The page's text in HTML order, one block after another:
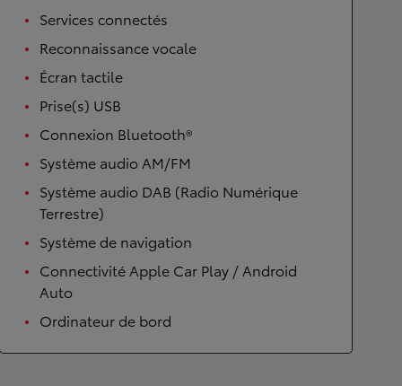
Services connectés
Reconnaissance vocale
Écran tactile
Prise(s) USB
Connexion Bluetooth®
Système audio AM/FM
Système audio DAB (Radio Numérique
Terrestre)
Système de navigation
Connectivité Apple Car Play / Android
Auto
Ordinateur de bord